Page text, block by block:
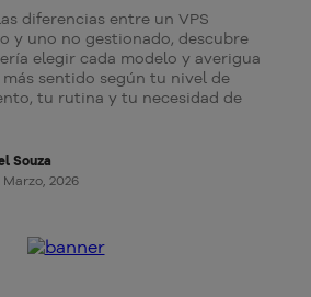
diferencias entre un VPS
y uno no gestionado, descubre
elegir cada modelo y averigua
sentido según tu nivel de
tu rutina y tu necesidad de
Souza
Marzo, 2026